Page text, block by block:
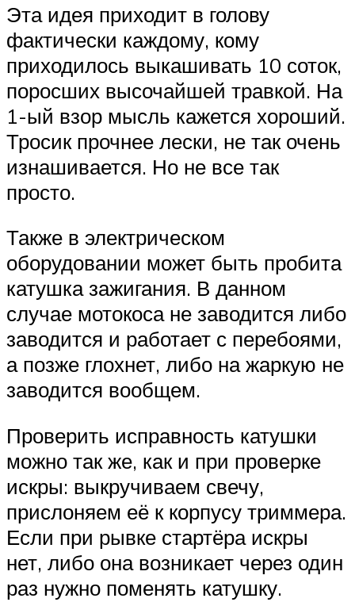
Эта идея приходит в голову
фактически каждому, кому
приходилось выкашивать 10 соток,
поросших высочайшей травкой. На
1-ый взор мысль кажется хороший.
Тросик прочнее лески, не так очень
изнашивается. Но не все так
просто.
Также в электрическом
оборудовании может быть пробита
катушка зажигания. В данном
случае мотокоса не заводится либо
заводится и работает с перебоями,
а позже глохнет, либо на жаркую не
заводится вообщем.
Проверить исправность катушки
можно так же, как и при проверке
искры: выкручиваем свечу,
прислоняем её к корпусу триммера.
Если при рывке стартёра искры
нет, либо она возникает через один
раз нужно поменять катушку.